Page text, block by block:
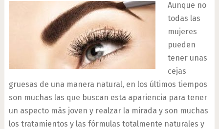
Aunque no
todas las
mujeres
pueden
tener unas
cejas
gruesas de una manera natural, en los últimos tiempos
son muchas las que buscan esta apariencia para tener
un aspecto más joven y realzar la mirada y son muchas
los tratamientos y las fórmulas totalmente naturales y